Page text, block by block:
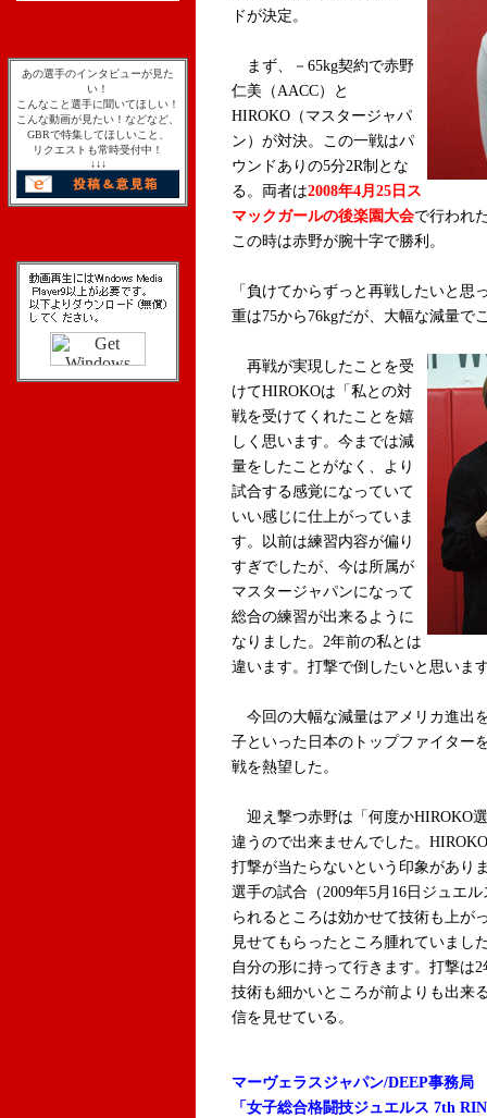
あの選手のインタビューが見た
い！
こんなこと選手に聞いてほしい！
こんな動画が見たい！などなど、
GBRで特集してほしいこと、
リクエストも常時受付中！
↓↓↓
ドが決定。
まず、－65kg契約で赤野
仁美（AACC）と
HIROKO（マスタージャパ
ン）が対決。この一戦はパ
ウンドありの5分2R制とな
る。両者は2008年4月25日ス
マックガールの後楽園大会で行われ
この時は赤野が腕十字で勝利。
「負けてからずっと再戦したいと
重は75から76kgだが、大幅な減量で
再戦が実現したことを受
けてHIROKOは「私との対
戦を受けてくれたことを嬉
しく思います。今までは減
量をしたことがなく、より
試合する感覚になっていて
いい感じに仕上がっていま
す。以前は練習内容が偏り
すぎでしたが、今は所属が
マスタージャパンになって
総合の練習が出来るように
なりました。2年前の私とは
違います。打撃で倒したいと思いま
今回の大幅な減量はアメリカ進出
子といった日本のトップファイター
戦を熱望した。
迎え撃つ赤野は「何度かHIROKO
違うので出来ませんでした。
打撃が当たらないという印象があり
選手の試合（2009年5月16日ジュエ
られるところは効かせて技術も上が
見せてもらったところ腫れていまし
自分の形に持って行きます。打撃は
技術も細かいところが前よりも出来
信を見せている。
マーヴェラスジャパン/DEEP事務局
「女子総合格闘技ジュエルス 7th